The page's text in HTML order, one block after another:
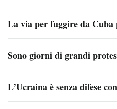
La via per fuggire da
Sono giorni di grandi
L’Ucraina è senza difese